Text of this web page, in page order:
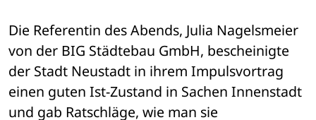
Die Referentin des Abends, Julia Nagelsmeier
von der BIG Städtebau GmbH, bescheinigte
der Stadt Neustadt in ihrem Impulsvortrag
einen guten Ist-Zustand in Sachen Innenstadt
und gab Ratschläge, wie man sie